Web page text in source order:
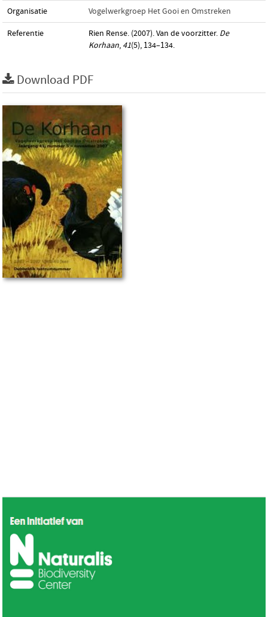
Organisatie Vogelwerkgroep Het Gooi en Omstreken
Referentie Rien Rense. (2007). Van de voorzitter. De
Korhaan, 41(5), 134–134.
Download PDF